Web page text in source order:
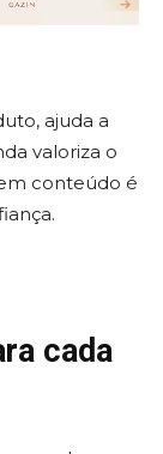
ajuda a
valoriza o
conteúdo é
cada